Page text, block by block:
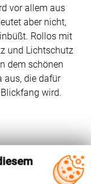
vor allem aus
aber nicht,
Rollos mit
und Lichtschutz
dem schönen
aus, die dafür
wird.